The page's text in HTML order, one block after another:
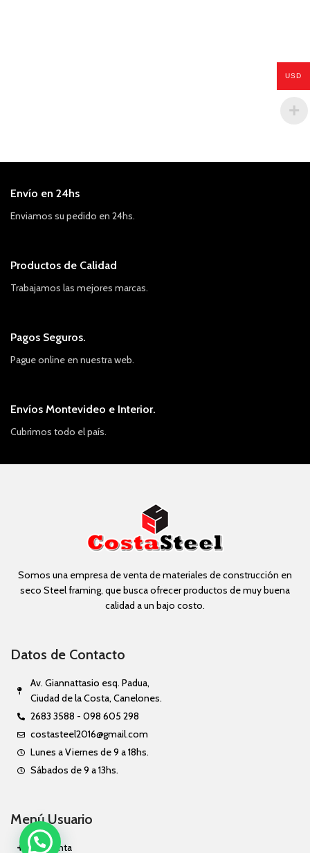
Envío en 24hs
Enviamos su pedido en 24hs.
Productos de Calidad
Trabajamos las mejores marcas.
Pagos Seguros.
Pague online en nuestra web.
Envíos Montevideo e Interior.
Cubrimos todo el país.
Somos una empresa de venta de materiales de construcción en
seco Steel framing, que busca ofrecer productos de muy buena
calidad a un bajo costo.
Datos de Contacto
Av. Giannattasio esq. Padua,
Ciudad de la Costa, Canelones.
2683 3588 - 098 605 298
costasteel2016@gmail.com
Lunes a Viernes de 9 a 18hs.
Sábados de 9 a 13hs.
Menú Usuario
Mi Cuenta
USD